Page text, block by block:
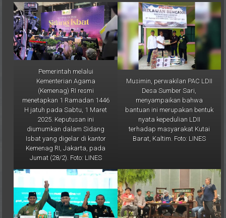
Pemerintah melalui
Kementerian Agama
(Kemenag) RI resmi
menetapkan 1 Ramadan 1446
H jatuh pada Sabtu, 1 Maret
2025. Keputusan ini
diumumkan dalam Sidang
Isbat yang digelar di kantor
Kemenag RI, Jakarta, pada
Jumat (28/2). Foto: LINES
Musimin, perwakilan PAC LDII
Desa Sumber Sari,
menyampaikan bahwa
bantuan ini merupakan bentuk
nyata kepedulian LDII
terhadap masyarakat Kutai
Barat, Kaltim. Foto: LINES